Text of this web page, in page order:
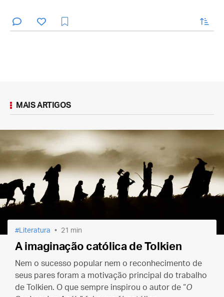
enviar
MAIS ARTIGOS
Literatura 21 min
A imaginação católica de Tolkien
Nem o sucesso popular nem o reconhecimento de
seus pares foram a motivação principal do trabalho
de Tolkien. O que sempre inspirou o autor de “O